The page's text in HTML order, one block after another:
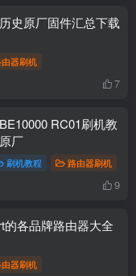
史原厂固件汇总下载
器刷机
7
RC01刷机教
厂
刷机教程 路由器刷机
9
的各品牌路由器大全
器刷机